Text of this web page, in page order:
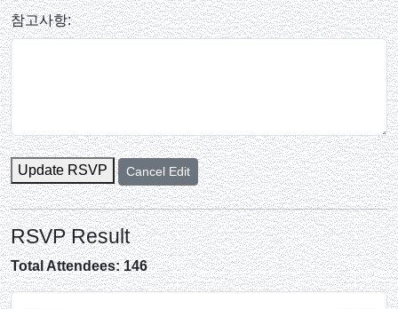
참고사항:
Update RSVP Cancel Edit
RSVP Result
Total Attendees: 146